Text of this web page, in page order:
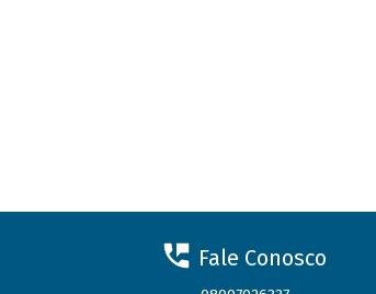
Fale Conosco